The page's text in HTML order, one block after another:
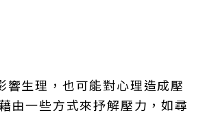
響生理，也可能對心理造成壓
由一些方式來抒解壓力，如尋